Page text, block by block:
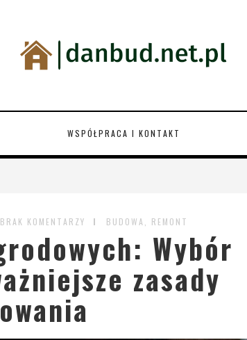
WSPÓŁPRACA I KONTAKT
BRAK KOMENTARZY BUDOWA, REMONT
Wybór
zasady